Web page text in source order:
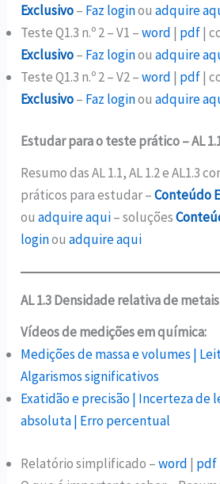
Exclusivo– Faz loginouadquire
Teste Q1.3 n.º 2 – V1 –word | pdf|
Exclusivo– Faz loginouadquire
Teste Q1.3 n.º 2 – V2 –word | pdf|
Exclusivo– Faz loginouadquire
Estudar para o teste prático – AL 1.1
Resumo das AL 1.1, AL 1.2 e AL1.3
práticos para estudar –Conteúdo
ouadquire aqui– soluções
loginouadquire aqui
AL 1.3 Densidade relativa de metais
Vídeos de medições em química:
Medições de massa e volumes |
Algarismos significativos
Exatidão e precisão | Incerteza de
absoluta | Erro percentual
Relatório simplificado –word | pdf